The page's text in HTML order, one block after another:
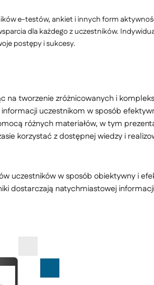
e-testów, ankiet i innych form
dla każdego z uczestników.
postępy i sukcesy.
na tworzenie zróżnicowanych i
uczestnikom w sposób
różnych materiałów, w tym
korzystać z dostępnej wiedzy i
uczestników w sposób obiektywny i
dostarczają natychmiastowej